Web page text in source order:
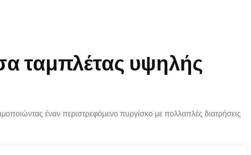
ταμπλέτας υψηλής
έναν περιστρεφόμενο πυργίσκο με πολλαπλές διατρήσεις